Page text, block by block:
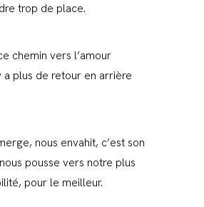
trop de place.
chemin vers l’amour
a plus de retour en arrière
nous envahit, c’est son
pousse vers notre plus
pour le meilleur.